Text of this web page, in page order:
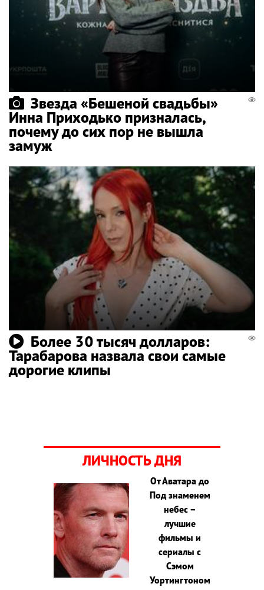
Звезда «Бешеной свадьбы»
Инна Приходько призналась,
почему до сих пор не вышла
замуж
Более 30 тысяч долларов:
Тарабарова назвала свои самые
дорогие клипы
ЛИЧНОСТЬ ДНЯ
От Аватара до
Под знаменем
небес –
лучшие
фильмы и
сериалы с
Сэмом
Уортингтоном